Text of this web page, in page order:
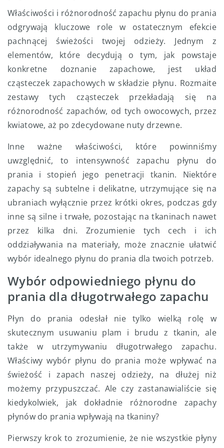
Właściwości i różnorodność zapachu płynu do prania
odgrywają kluczowe role w ostatecznym efekcie
pachnącej świeżości twojej odzieży. Jednym z
elementów, które decydują o tym, jak powstaje
konkretne doznanie zapachowe, jest układ
cząsteczek zapachowych w składzie płynu. Rozmaite
zestawy tych cząsteczek przekładają się na
różnorodność zapachów, od tych owocowych, przez
kwiatowe, aż po zdecydowane nuty drzewne.
Inne ważne właściwości, które powinniśmy
uwzględnić, to intensywność zapachu płynu do
prania i stopień jego penetracji tkanin. Niektóre
zapachy są subtelne i delikatne, utrzymujące się na
ubraniach wyłącznie przez krótki okres, podczas gdy
inne są silne i trwałe, pozostając na tkaninach nawet
przez kilka dni. Zrozumienie tych cech i ich
oddziaływania na materiały, może znacznie ułatwić
wybór idealnego płynu do prania dla twoich potrzeb.
Wybór odpowiedniego płynu do
prania dla długotrwałego zapachu
Płyn do prania odesłał nie tylko wielką rolę w
skutecznym usuwaniu plam i brudu z tkanin, ale
także w utrzymywaniu długotrwałego zapachu.
Właściwy wybór płynu do prania może wpływać na
świeżość i zapach naszej odzieży, na dłużej niż
możemy przypuszczać. Ale czy zastanawialiście się
kiedykolwiek, jak dokładnie różnorodne zapachy
płynów do prania wpływają na tkaniny?
Pierwszy krok to zrozumienie, że nie wszystkie płyny